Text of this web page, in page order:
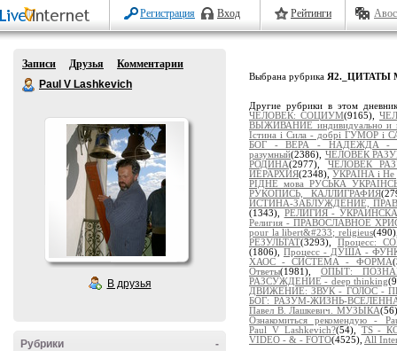
Регистрация Вход Рейтинги
Записи Друзья
Комментарии
Paul V Lashkevich
В друзья
-
Рубрики
Выбрана рубрика Я2._ЦИТАТЫ
Другие рубрики в этом
ЧЕЛОВЕК: СОЦИУМ(9165),
ВЫЖИВАНИЕ индивидуально и
Істина і Сила - добрі ГУМОР і
БОГ - ВЕРА - НАДЕЖДА -
разумный(2386), ЧЕЛОВЕК
РОДИНА(2977), ЧЕЛОВЕК
ИЕРАРХИЯ(2348), УКРАЇНА і Не
РІДНЕ мова РУСЬКА
РУКОПИСЬ, КАЛЛИГРАФИЯ
ИСТИНА-ЗАБЛУЖДЕНИЕ,
(1343), РЕЛИГИЯ -
Религия - ПРАВОСЛАВНОЕ
pour la libert&#233; religieus
РЕЗУЛЬТАТ(3293), Процесс:
(1806), Процесс - ДУША -
ХАОС - СИСТЕМА - ФОРМА
Ответы(1981), ОПЫТ:
РАЗСУЖДЕНИЕ - deep thinking
ДВИЖЕНИЕ: ЗВУК - ГОЛОС -
БОГ: РАЗУМ-ЖИЗНЬ-
Павел В. Лашкевич. МУЗЫКА
Ознакомиться рекомендую -
Paul_V_Lashkevich?(54), TS -
VIDEO - & - FOTO(4525), All